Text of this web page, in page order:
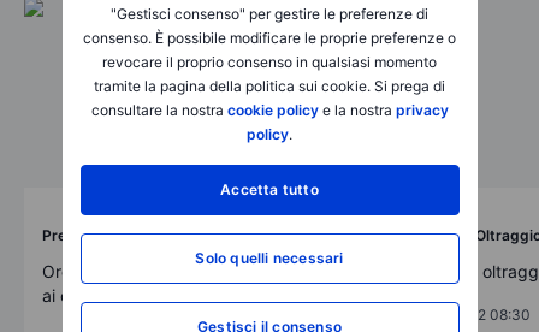
"Gestisci consenso" per gestire le preferenze di
consenso. È possibile modificare le proprie preferenze o
revocare il proprio consenso in qualsiasi momento
tramite la pagina della politica sui cookie. Si prega di
consultare la nostra cookie policye la nostra privacy
policy.
Accetta tutto
Solo quelli necessari
Gestisci il consenso
Previsioni Oltraggiose
Oro alla patria? No, questa volta oro
ai cittadini
Previsioni
Previsioni
2025-12-02 08:30